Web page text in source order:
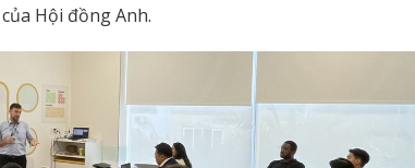
Hội đồng Anh.